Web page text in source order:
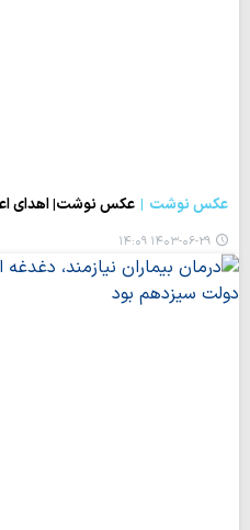
عکس نوشت عکس نوشت| اهدای
۱۴۰۳-۰۶-۲۹ ۱۴:۰۹